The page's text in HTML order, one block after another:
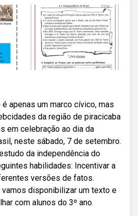
apenas um marco cívico, mas
da região de piracicaba
em celebração ao dia da
neste sábado, 7 de setembro.
da independência do
habilidades: Incentivar a
versões de fatos.
disponibilizar um texto e
com alunos do 3º ano.